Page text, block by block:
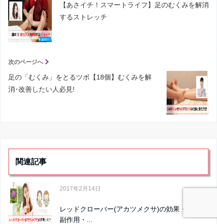
【あさイチ！スマートライフ】足のむくみを解消
するストレッチ
次のページへ
足の「むくみ」をとるツボ【18個】むくみを解
消･改善したい人必見!
関連記事
2017年2月14日
レッドクローバー(アカツメクサ)の効果・効能と
副作用・...